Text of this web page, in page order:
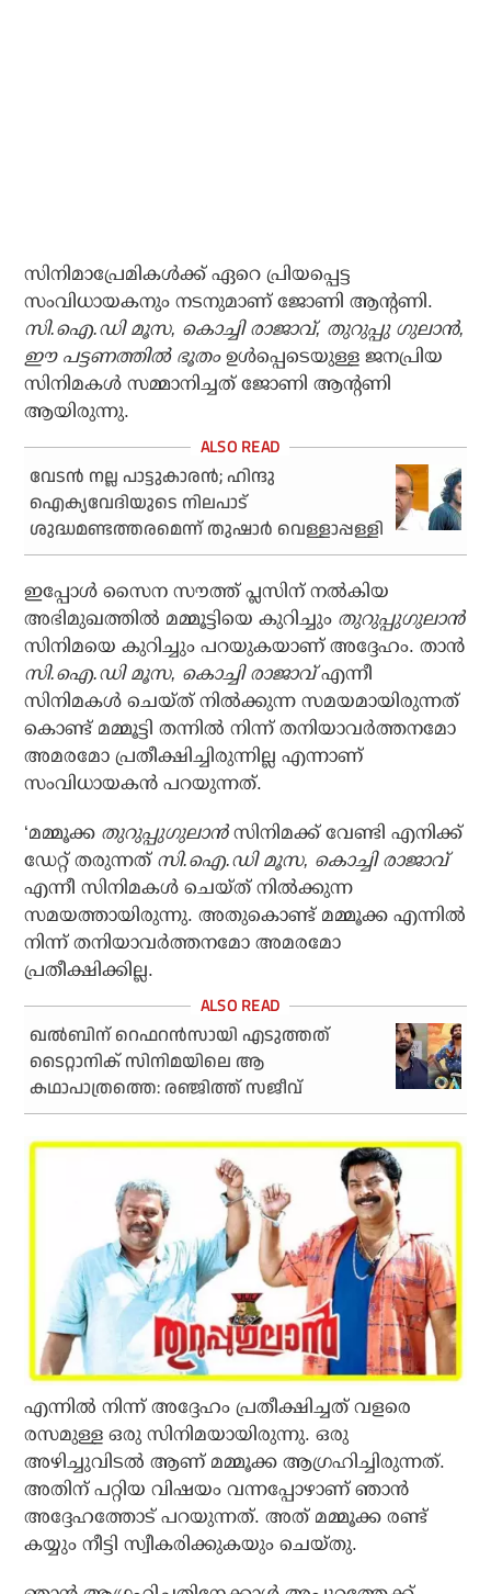
സിനിമാപ്രേമികള്‍ക്ക് ഏറെ പ്രിയപ്പെട്ട
സംവിധായകനും നടനുമാണ് ജോണി ആന്റണി.
സി.ഐ.ഡി മൂസ, കൊച്ചി രാജാവ്, തുറുപ്പു ഗുലാന്‍,
ഈ പട്ടണത്തില്‍ ഭൂതംഉള്‍പ്പെടെയുള്ള ജനപ്രിയ
സിനിമകള്‍ സമ്മാനിച്ചത് ജോണി ആന്റണി
ആയിരുന്നു.
വേടന്‍ നല്ല പാട്ടുകാരന്‍; ഹിന്ദു
ഐക്യവേദിയുടെ നിലപാട്
ശുദ്ധമണ്ടത്തരമെന്ന് തുഷാര്‍ വെള്ളാപ്പള്ളി
ഇപ്പോള്‍ സൈന സൗത്ത് പ്ലസിന് നല്‍കിയ
അഭിമുഖത്തില്‍ മമ്മൂട്ടിയെ കുറിച്ചും തുറുപ്പുഗുലാന്‍
സിനിമയെ കുറിച്ചും പറയുകയാണ് അദ്ദേഹം. താന്‍
സി.ഐ.ഡി മൂസ, കൊച്ചി രാജാവ്എന്നീ
സിനിമകള്‍ ചെയ്ത് നില്‍ക്കുന്ന സമയമായിരുന്നത്
കൊണ്ട് മമ്മൂട്ടി തന്നില്‍ നിന്ന് തനിയാവര്‍ത്തനമോ
അമരമോ പ്രതീക്ഷിച്ചിരുന്നില്ല എന്നാണ്
സംവിധായകന്‍ പറയുന്നത്.
‘മമ്മൂക്ക തുറുപ്പുഗുലാന്‍സിനിമക്ക് വേണ്ടി എനിക്ക്
ഡേറ്റ് തരുന്നത് സി.ഐ.ഡി മൂസ, കൊച്ചി രാജാവ്
എന്നീ സിനിമകള്‍ ചെയ്ത് നില്‍ക്കുന്ന
സമയത്തായിരുന്നു. അതുകൊണ്ട് മമ്മൂക്ക എന്നില്‍
നിന്ന് തനിയാവര്‍ത്തനമോ അമരമോ
പ്രതീക്ഷിക്കില്ല.
ഖല്‍ബിന് റെഫറന്‍സായി എടുത്തത്
ടൈറ്റാനിക് സിനിമയിലെ ആ
കഥാപാത്രത്തെ: രഞ്ജിത്ത് സജീവ്
എന്നില്‍ നിന്ന് അദ്ദേഹം പ്രതീക്ഷിച്ചത് വളരെ
രസമുള്ള ഒരു സിനിമയായിരുന്നു. ഒരു
അഴിച്ചുവിടല്‍ ആണ് മമ്മൂക്ക ആഗ്രഹിച്ചിരുന്നത്.
അതിന് പറ്റിയ വിഷയം വന്നപ്പോഴാണ് ഞാന്‍
അദ്ദേഹത്തോട് പറയുന്നത്. അത് മമ്മൂക്ക രണ്ട്
കയ്യും നീട്ടി സ്വീകരിക്കുകയും ചെയ്തു.